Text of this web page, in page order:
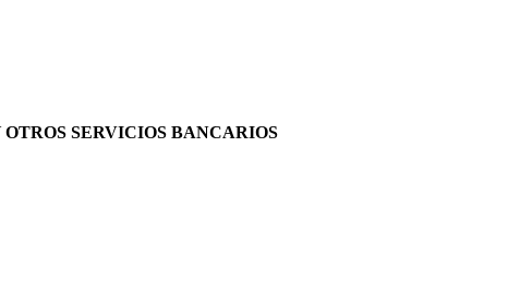
SERVICIOS BANCARIOS